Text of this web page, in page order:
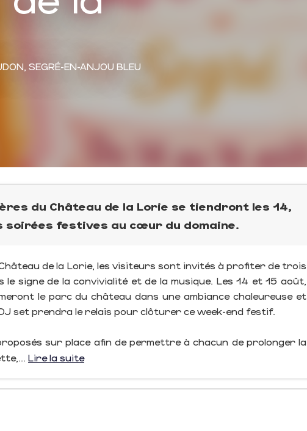
SEGRÉ-EN-ANJOU BLEU
du Château de la Lorie se tiendront les 14,
soirées festives au cœur du domaine.
de la Lorie, les visiteurs sont invités à profiter de trois
le signe de la convivialité et de la musique. Les 14 et 15 août,
le parc du château dans une ambiance chaleureuse et
set prendra le relais pour clôturer ce week-end festif.
sur place afin de permettre à chacun de prolonger la
Lire la suite